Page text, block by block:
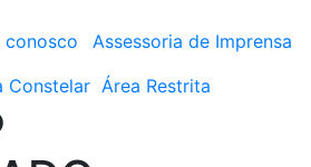
conosco
Assessoria de Imprensa
Constelar Área Restrita